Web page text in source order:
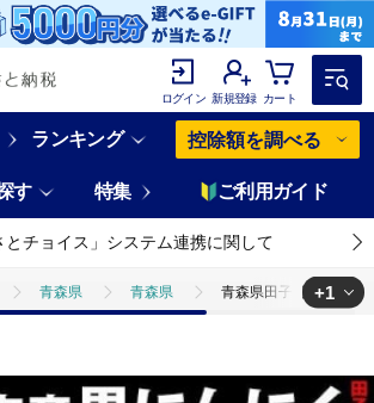
ログイン 新規登録 カート
ランキング 控除額を調べる
す 特集 ご利用ガイド
とチョイス」システム連携に関して
青森県 青森県 青森県田子町産 田子
+1